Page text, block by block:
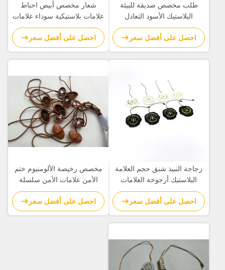
طلب مخصص صديقة للبيئة
البلاستيك الأسود التعادل
العلامات النقش شعار سلسلة
نهاية واحدة
احصل على أفضل سعر
شعار مخصص أبيض احباط
علامات بلاستيكية سوداء علامات
Hangtags البلاستيكية الصغيرة
سلسلة نهاية واحدة
احصل على أفضل سعر
زجاجة النبيذ شنق حجم العلامة
البلاستيك أرجوحة العلامات
قالب مجوهرات شنق العلامات
سلسلة الموردين
احصل على أفضل سعر
مخصص رخيصة الألومنيوم ختم
الأمن علامات الأمن سلسلة
مطبوعة شعار بالجملة
احصل على أفضل سعر